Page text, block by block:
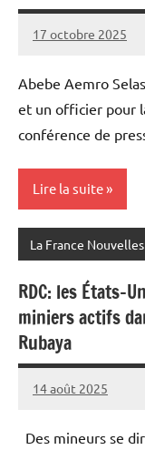
17 octobre 2025
Admins
Abebe Aemro
et un officier pour
conférence de
Lire la suite
La France Nouvelles
RDC: les États-
miniers actifs
Rubaya
14 août 2025
Admins
Des mineurs se